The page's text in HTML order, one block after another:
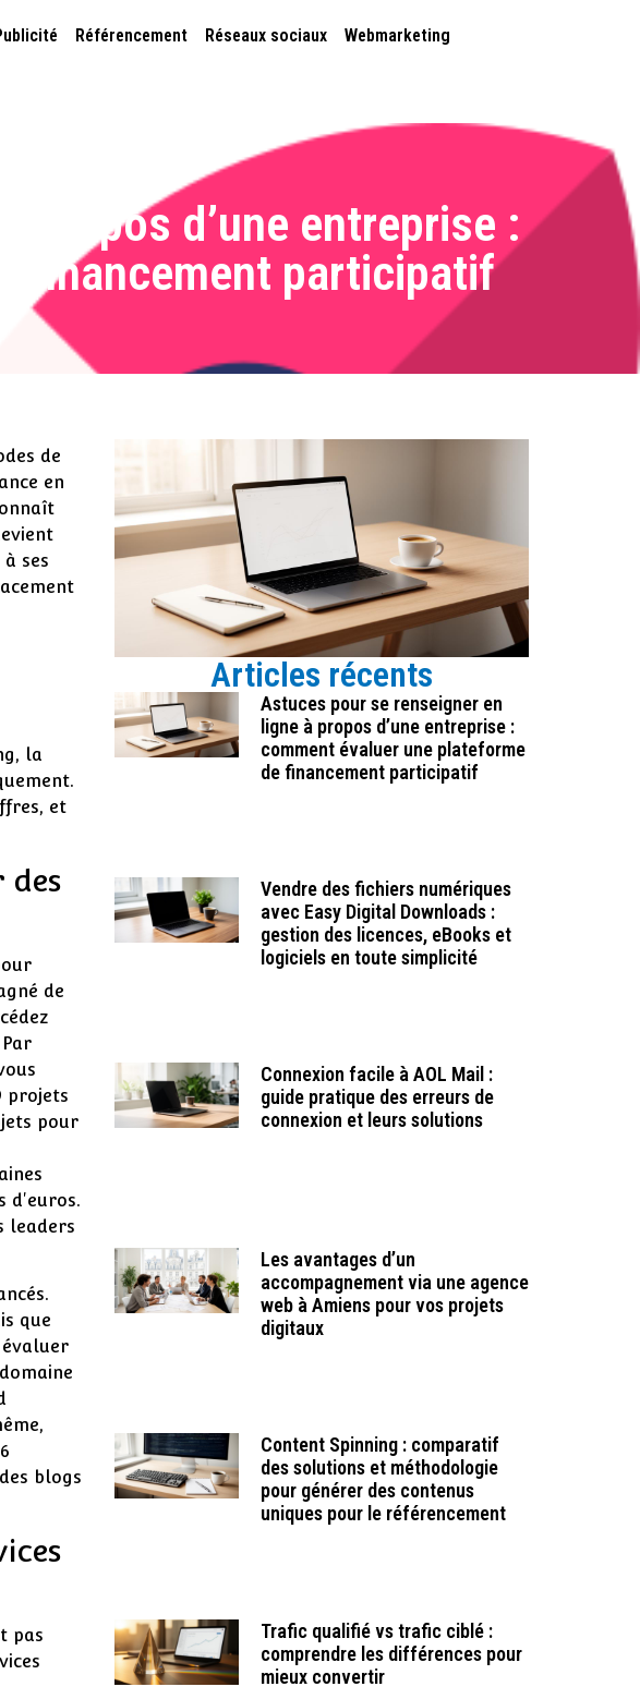
Référencement Réseaux sociaux Webmarketing
propos d’une entreprise :
financement participatif
de
en
ses
la
et
des
de
projets
pour
d'euros.
leaders
que
évaluer
blogs
pas
Articles récents
Astuces pour se renseigner en
ligne à propos d’une entreprise :
comment évaluer une plateforme
de financement participatif
Vendre des fichiers numériques
avec Easy Digital Downloads :
gestion des licences, eBooks et
logiciels en toute simplicité
Connexion facile à AOL Mail :
guide pratique des erreurs de
connexion et leurs solutions
Les avantages d’un
accompagnement via une agence
web à Amiens pour vos projets
digitaux
Content Spinning : comparatif
des solutions et méthodologie
pour générer des contenus
uniques pour le référencement
Trafic qualifié vs trafic ciblé :
comprendre les différences pour
mieux convertir